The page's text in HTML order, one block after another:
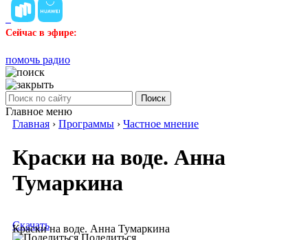
Сейчас в эфире:
помочь радио
Поиск
Главное меню
Главная › Программы › Частное мнение
Краски на воде. Анна
Тумаркина
Краски на воде. Анна Тумаркина
Скачать